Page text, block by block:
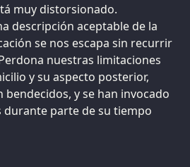
muy distorsionado.
descripción aceptable de la
se nos escapa sin recurrir
nuestras limitaciones
y su aspecto posterior,
bendecidos, y se han invocado
durante parte de su tiempo